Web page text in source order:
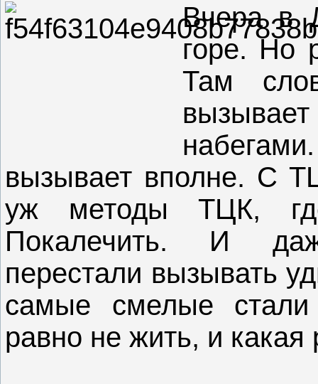
Вчера в
горе. Но
Там
вызывает вполне. С
уж методы ТЦК,
Покалечить. И
перестали вызывать
самые смелые
равно не жить, и